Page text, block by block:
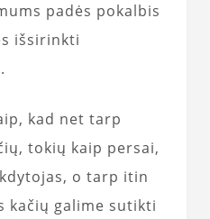
padės pokalbis
išsirinkti
kad net tarp
tokių kaip persai,
o tarp itin
kačių galime sutikti